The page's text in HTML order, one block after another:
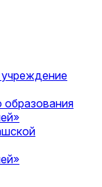
образования